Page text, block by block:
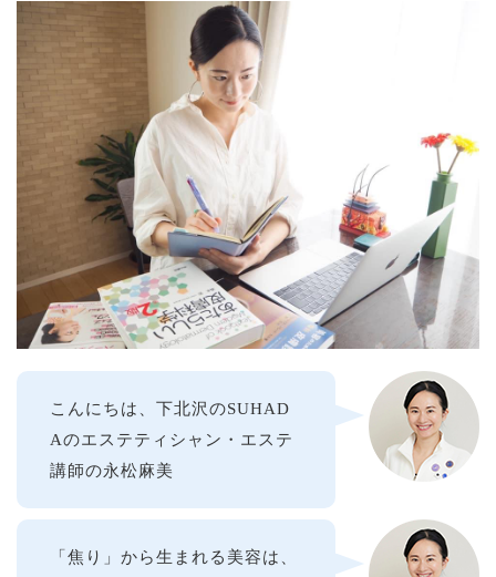
こんにちは、下北沢のSUHAD
Aのエステティシャン・エステ
講師の永松麻美
「焦り」から生まれる美容は、